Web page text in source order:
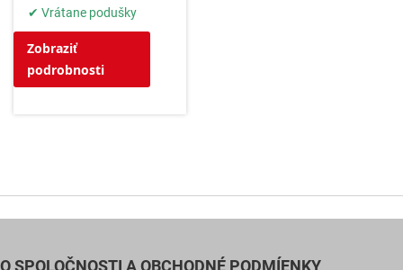
✔ Vrátane podušky
Zobraziť
podrobnosti
O SPOLOČNOSTI A OBCHODNÉ PODMÍENKY